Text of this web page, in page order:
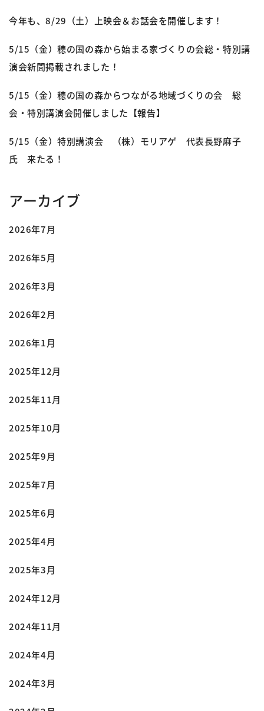
今年も、8/29（土）上映会＆お話会を開催します！
5/15（金）穂の国の森から始まる家づくりの会総・特別講
演会新聞掲載されました！
5/15（金）穂の国の森からつながる地域づくりの会 総
会・特別講演会開催しました【報告】
5/15（金）特別講演会 （株）モリアゲ 代表長野麻子
氏 来たる！
アーカイブ
2026年7月
2026年5月
2026年3月
2026年2月
2026年1月
2025年12月
2025年11月
2025年10月
2025年9月
2025年7月
2025年6月
2025年4月
2025年3月
2024年12月
2024年11月
2024年4月
2024年3月